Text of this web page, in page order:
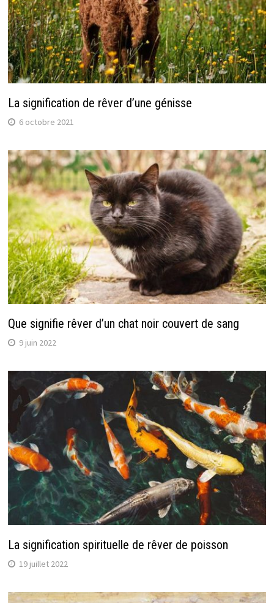
La signification de rêver d’une génisse
6 octobre 2021
Que signifie rêver d’un chat noir couvert de sang
9 juin 2022
La signification spirituelle de rêver de poisson
19 juillet 2022